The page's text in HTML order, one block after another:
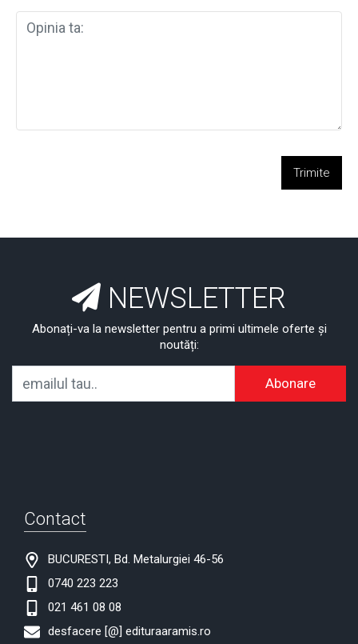
Trimite
NEWSLETTER
Abonați-va la newsletter pentru a primi ultimele oferte și
noutăți:
Abonare
Contact
BUCURESTI, Bd. Metalurgiei 46-56
0740 223 223
021 461 08 08
desfacere [@] edituraaramis.ro